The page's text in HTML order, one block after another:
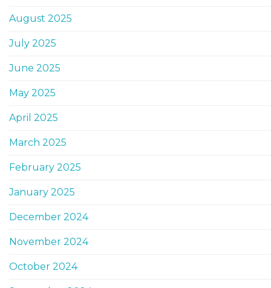
August 2025
July 2025
June 2025
May 2025
April 2025
March 2025
February 2025
January 2025
December 2024
November 2024
October 2024